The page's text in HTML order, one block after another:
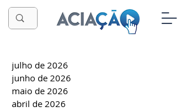
julho de 2026
junho de 2026
maio de 2026
abril de 2026